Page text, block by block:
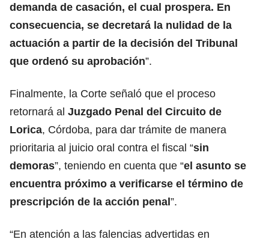
demanda de casación, el cual prospera. En
consecuencia, se decretará la nulidad de la
actuación a partir de la decisión del Tribunal
que ordenó su aprobación”.
Finalmente, la Corte señaló que el proceso
retornará al Juzgado Penal del Circuito de
Lorica, Córdoba, para dar trámite de manera
prioritaria al juicio oral contra el fiscal “sin
demoras”, teniendo en cuenta que “el asunto se
encuentra próximo a verificarse el término de
prescripción de la acción penal”.
“En atención a las falencias advertidas en